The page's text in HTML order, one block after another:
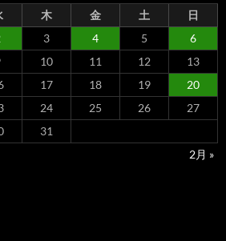
木 金 土
日
3 4 5
6
10 11 12
13
17 18 19
20
24 25 26
27
31
2月 »